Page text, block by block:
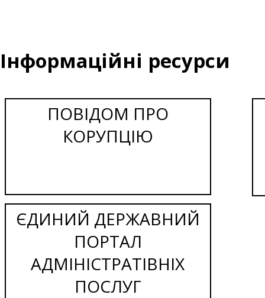
Інформаційні ресурси
ПОВІДОМ ПРО
КОРУПЦІЮ
ЄДИНИЙ ДЕРЖАВНИЙ
ПОРТАЛ
АДМІНІСТРАТІВНІХ
ПОСЛУГ